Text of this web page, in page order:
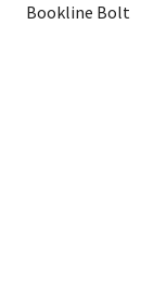
Bookline Bolt